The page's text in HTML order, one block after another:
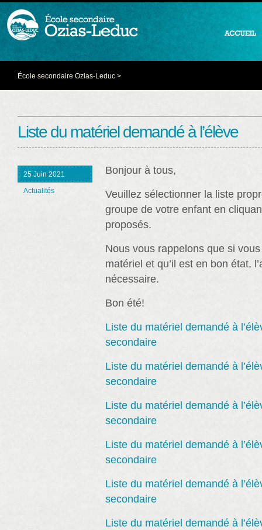
École secondaire Ozias-Leduc >
Liste du matériel demandé à l’élève
25 Juin 2021
Actualités
Bonjour à tous,
Veuillez sélectionner la liste
groupe de votre enfant en
proposés.
Nous vous rappelons que si
matériel et qu’il est en bon état,
nécessaire.
Bon été!
Liste du matériel demandé à
secondaire
Liste du matériel demandé à
secondaire
Liste du matériel demandé à
secondaire
Liste du matériel demandé à
secondaire
Liste du matériel demandé à
secondaire
Liste du matériel demandé à